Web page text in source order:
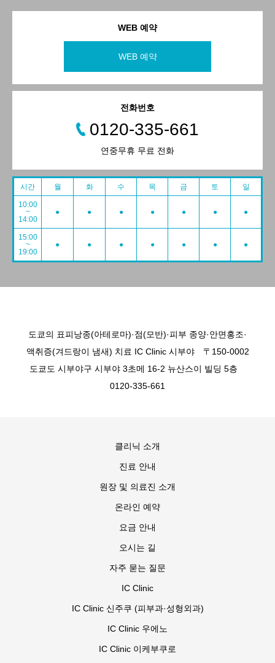
WEB 예약
WEB 예약
전화번호
0120-335-661
연중무휴 무료 전화
시간 월 화 수 목 금 토 일
10:00
~
14:00
● ● ● ● ● ● ●
15:00
~
19:00
● ● ● ● ● ● ●
도쿄의 표피낭종(아테로마)·점(모반)·피부 종양·안면홍조·
액취증(겨드랑이 냄새) 치료 IC Clinic 시부야 〒150-0002
도쿄도 시부야구 시부야 3초메 16-2 뉴산스이 빌딩 5층
0120-335-661
클리닉 소개
진료 안내
원장 및 의료진 소개
온라인 예약
요금 안내
오시는 길
자주 묻는 질문
IC Clinic
IC Clinic 신주쿠 (피부과·성형외과)
IC Clinic 우에노
IC Clinic 이케부쿠로